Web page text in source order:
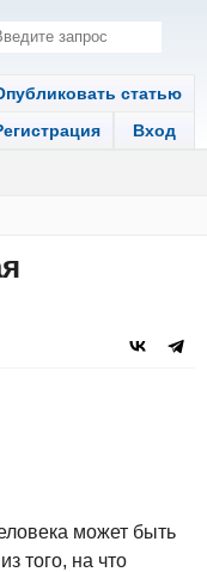
статью
Вход
может быть
того, на что